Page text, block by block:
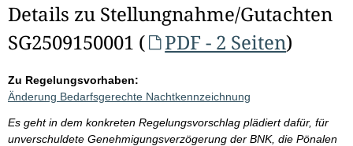
Details zu Stellungnahme/Gutachten
SG2509150001 (
PDF - 2 Seiten)
Zu Regelungsvorhaben:
Änderung Bedarfsgerechte Nachtkennzeichnung
Es geht in dem konkreten Regelungsvorschlag plädiert dafür, für
unverschuldete Genehmigungsverzögerung der BNK, die Pönalen